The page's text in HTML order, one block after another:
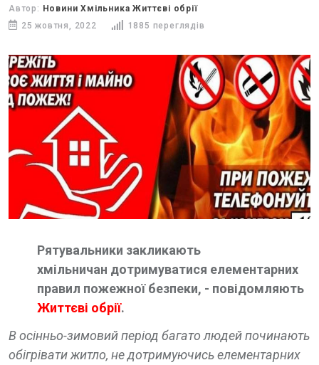
Автор: Новини Хмільника Життєві обрії
25 жовтня, 2022
1885 переглядів
Рятувальники закликають
хмільничан дотримуватися елементарних
правил пожежної безпеки, - повідомляють
Життєві обрії.
В осінньо-зимовий період багато людей починають
обігрівати житло, не дотримуючись елементарних